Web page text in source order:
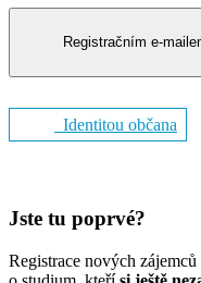
Registračním e-
Identitou občana
Jste tu poprvé?
Registrace nových